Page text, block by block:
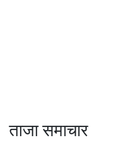
ताजा समाचार